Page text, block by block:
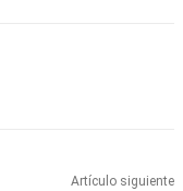
Artículo siguiente